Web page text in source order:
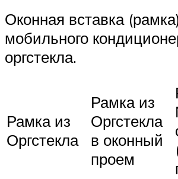
Оконная вставка
мобильного
оргстекла.
Рамка из
Оргстекла
Рамка из
Оргстекла
в оконный
проем